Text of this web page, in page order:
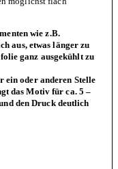
wie z.B.
aus, etwas länger zu
ganz ausgekühlt zu
ein oder anderen Stelle
das Motiv für ca. 5 –
den Druck deutlich